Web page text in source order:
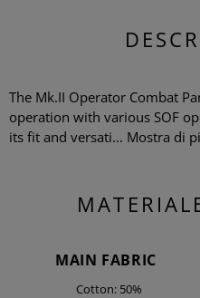
The Mk.II Operator Combat
operation with various SOF
its fit and versati... Mostra di
MAIN FABRIC
Cotton: 50%